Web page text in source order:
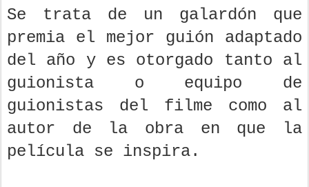
Se trata de un galardón que
premia el mejor guión adaptado
del año y es otorgado tanto al
guionista o equipo de
guionistas del filme como al
autor de la obra en que la
película se inspira.